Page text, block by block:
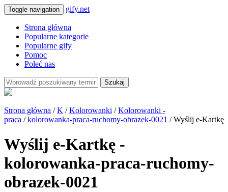
Toggle navigation gify.net
Strona główna
Popularne kategorie
Popularne gify
Pomoc
Poleć nas
Szukaj
Strona główna /K /Kolorowanki /Kolorowanki -
praca /kolorowanka-praca-ruchomy-obrazek-0021 / Wyślij e-Kartkę
Wyślij e-Kartkę -
kolorowanka-praca-ruchomy-
obrazek-0021